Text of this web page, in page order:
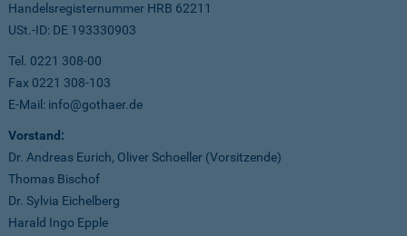
Handelsregisternummer HRB 62211
USt.-ID: DE 193330903
Tel. 0221 308-00
Fax 0221 308-103
E-Mail: info@gothaer.de
Vorstand:
Dr. Andreas Eurich, Oliver Schoeller (Vorsitzende)
Thomas Bischof
Dr. Sylvia Eichelberg
Harald Ingo Epple